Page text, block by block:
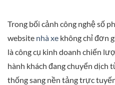
Trong bối cảnh công nghệ số
website nhà xe không chỉ đơn
là công cụ kinh doanh chiến
hành khách đang chuyển dịch
thống sang nền tảng trực